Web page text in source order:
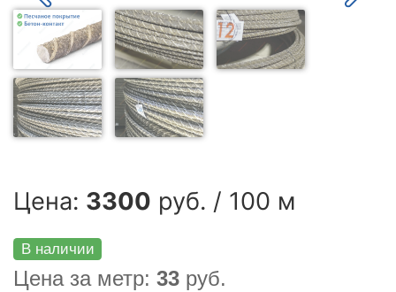
Цена: 3300 руб. / 100 м
В наличии
Цена за метр: 33 руб.